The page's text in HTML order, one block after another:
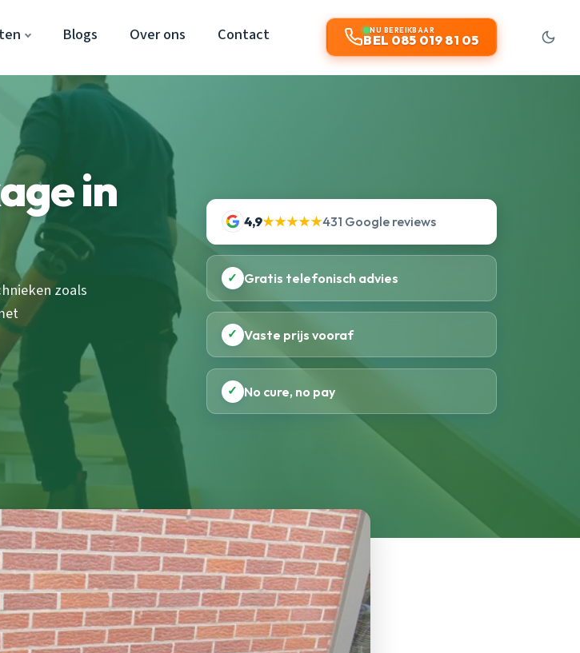
Blogs Over ons Contact NU BEREIKBAAR
BEL 085 019 81 05
in
zoals
4,9★★★★★431 Google reviews
✓ Gratis telefonisch advies
✓ Vaste prijs vooraf
✓ No cure, no pay